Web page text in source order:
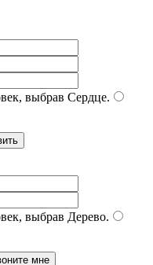
выбрав Сердце.
выбрав Дерево.